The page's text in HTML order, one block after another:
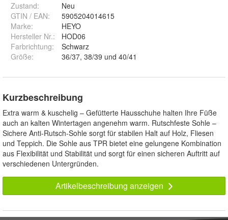
Zustand:
Neu
GTIN / EAN:
5905204014615
Marke:
HEYO
Hersteller Nr.:
HOD06
Farbrichtung:
Schwarz
Größe: 36/37, 38/39 und 40/41
Kurzbeschreibung
Extra warm & kuschelig – Gefütterte Hausschuhe halten Ihre Füße
auch an kalten Wintertagen angenehm warm. Rutschfeste Sohle –
Sichere Anti-Rutsch-Sohle sorgt für stabilen Halt auf Holz, Fliesen
und Teppich. Die Sohle aus TPR bietet eine gelungene Kombination
aus Flexibilität und Stabilität und sorgt für einen sicheren Auftritt auf
verschiedenen Untergründen.
Artikelbeschreibung anzeigen